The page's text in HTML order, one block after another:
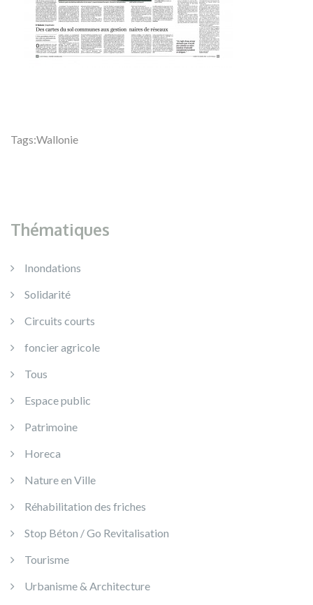
Tags:Wallonie
Thématiques
Inondations
Solidarité
Circuits courts
foncier agricole
Tous
Espace public
Patrimoine
Horeca
Nature en Ville
Réhabilitation des friches
Stop Béton / Go Revitalisation
Tourisme
Urbanisme & Architecture